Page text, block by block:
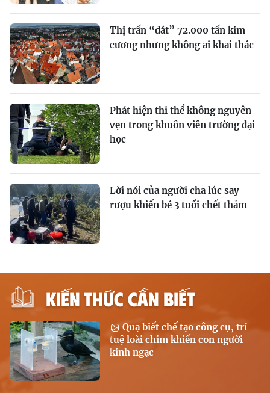
Thị trấn “dát” 72.000 tấn kim
cương nhưng không ai khai thác
Phát hiện thi thể không nguyên
vẹn trong khuôn viên trường đại
học
Lời nói của người cha lúc say
rượu khiến bé 3 tuổi chết thảm
KIẾN THỨC CẦN BIẾT
Quạ biết chế tạo công cụ, trí
tuệ loài chim khiến con người
kinh ngạc